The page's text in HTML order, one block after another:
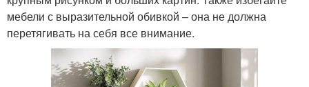
мебели с выразительной обивкой – она не должна
перетягивать на себя все внимание.